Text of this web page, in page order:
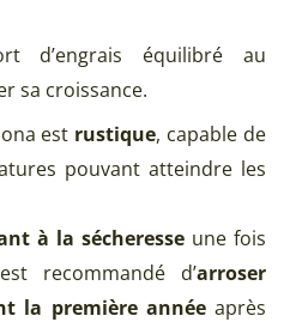
d’engrais équilibré au
sa croissance.
est rustique, capable de
pouvant atteindre les
à la sécheresse une fois
recommandé d’arroser
la première annéeaprès